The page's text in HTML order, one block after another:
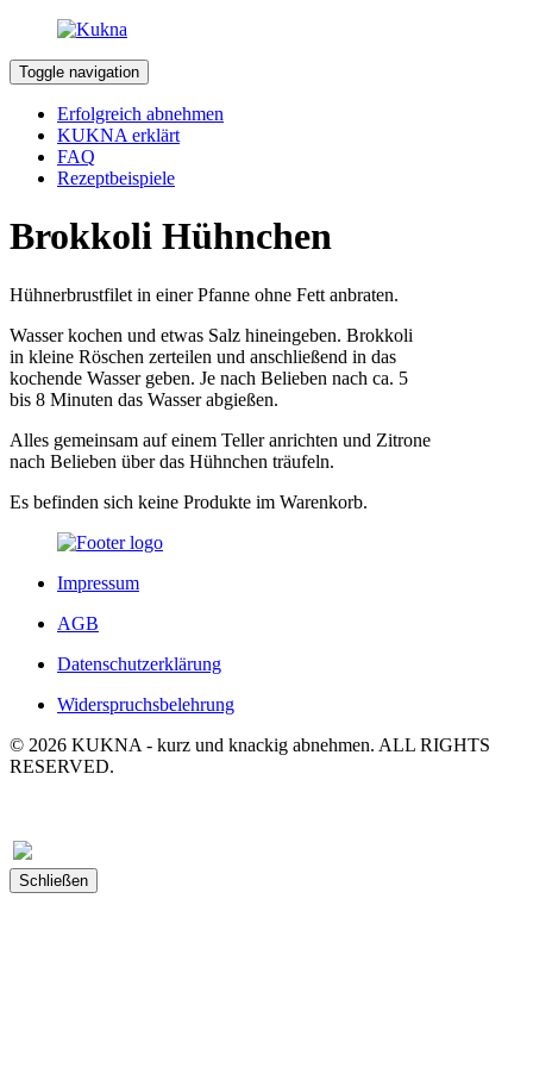
Toggle navigation
Erfolgreich abnehmen
KUKNA erklärt
FAQ
Rezeptbeispiele
Brokkoli Hühnchen
Hühnerbrustfilet in einer Pfanne ohne Fett anbraten.
Wasser kochen und etwas Salz hineingeben. Brokkoli
in kleine Röschen zerteilen und anschließend in das
kochende Wasser geben. Je nach Belieben nach ca. 5
bis 8 Minuten das Wasser abgießen.
Alles gemeinsam auf einem Teller anrichten und Zitrone
nach Belieben über das Hühnchen träufeln.
Es befinden sich keine Produkte im Warenkorb.
Impressum
AGB
Datenschutzerklärung
Widerspruchsbelehrung
© 2026 KUKNA - kurz und knackig abnehmen. ALL RIGHTS
RESERVED.
Schließen